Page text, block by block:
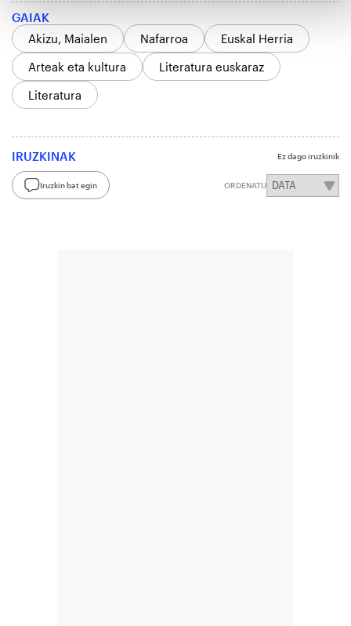
GAIAK
Akizu, Maialen
Nafarroa
Euskal Herria
Arteak eta kultura
Literatura euskaraz
Literatura
IRUZKINAK Ez dago iruzkinik
Iruzkin bat egin ORDENATU